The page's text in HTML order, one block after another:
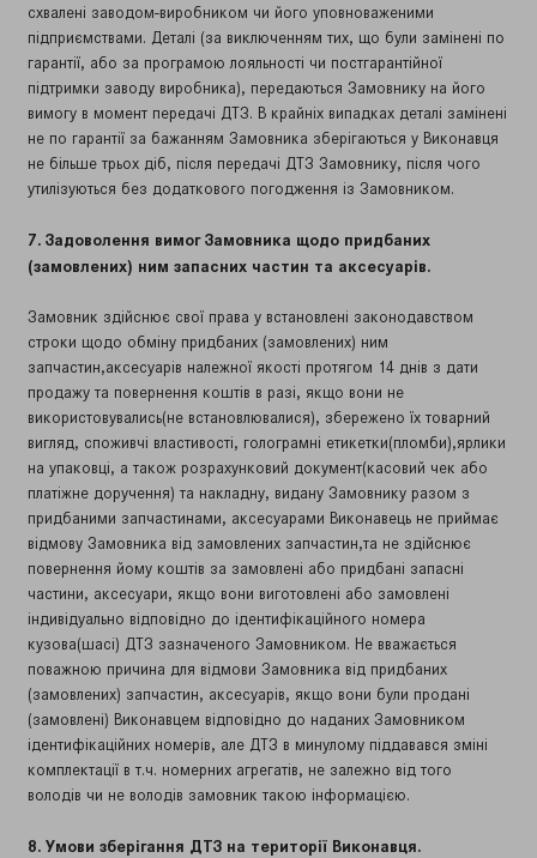
схвалені заводом-виробником чи його уповноваженими
підприємствами. Деталі (за виключенням тих, що були замінені по
гарантії, або за програмою лояльності чи постгарантійної
підтримки заводу виробника), передаються Замовнику на його
вимогу в момент передачі ДТЗ. В крайніх випадках деталі замінені
не по гарантії за бажанням Замовника зберігаються у Виконавця
не більше трьох діб, після передачі ДТЗ Замовнику, після чого
утилізуються без додаткового погодження із Замовником.
7. Задоволення вимог Замовника щодо придбаних
(замовлених) ним запасних частин та аксесуарів.
Замовник здійснює свої права у встановлені законодавством
строки щодо обміну придбаних (замовлених) ним
запчастин,аксесуарів належної якості протягом 14 днів з дати
продажу та повернення коштів в разі, якщо вони не
використовувались(не встановлювалися), збережено їх товарний
вигляд, споживчі властивості, голограмні етикетки(пломби),ярлики
на упаковці, а також розрахунковий документ(касовий чек або
платіжне доручення) та накладну, видану Замовнику разом з
придбаними запчастинами, аксесуарами Виконавець не приймає
відмову Замовника від замовлених запчастин,та не здійснює
повернення йому коштів за замовлені або придбані запасні
частини, аксесуари, якщо вони виготовлені або замовлені
індивідуально відповідно до ідентифікаційного номера
кузова(шасі) ДТЗ зазначеного Замовником. Не вважається
поважною причина для відмови Замовника від придбаних
(замовлених) запчастин, аксесуарів, якщо вони були продані
(замовлені) Виконавцем відповідно до наданих Замовником
ідентифікаційних номерів, але ДТЗ в минулому піддавався зміні
комплектації в т.ч. номерних агрегатів, не залежно від того
володів чи не володів замовник такою інформацією.
8. Умови зберігання ДТЗ на території Виконавця.